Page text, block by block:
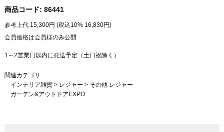
商品コード: 86441
参考上代 15,300円 (税込10% 16,830円)
会員価格は会員様のみ公開
1～2営業日以内に発送予定（土日祝除く）
関連カテゴリ:
インテリア雑貨> レジャー > その他 レジャー
ガーデン&アウトドアEXPO